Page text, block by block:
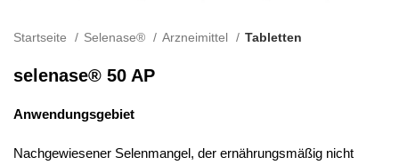
Startseite Selenase® Arzneimittel Tabletten
selenase® 50 AP
Anwendungsgebiet
Nachgewiesener Selenmangel, der ernährungsmäßig nicht